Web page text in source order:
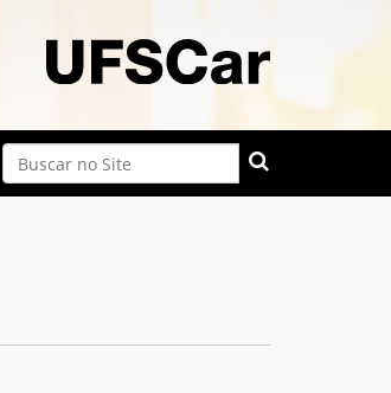
Busca
Busca Avançada…